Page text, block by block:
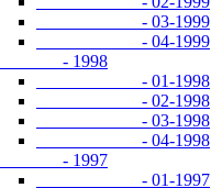
- 03-1999
- 04-1999
- 1998
- 01-1998
- 02-1998
- 03-1998
- 04-1998
- 1997
- 01-1997